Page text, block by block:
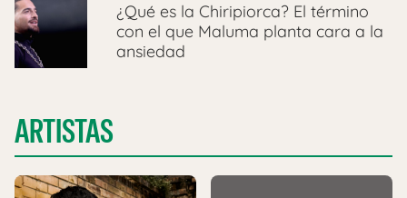
¿Qué es la Chiripiorca? El término
con el que Maluma planta cara a la
ansiedad
ARTISTAS